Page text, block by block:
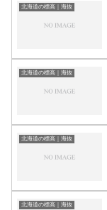
北海道の標高｜海抜
北海道の標高｜海抜
北海道の標高｜海抜
北海道の標高｜海抜